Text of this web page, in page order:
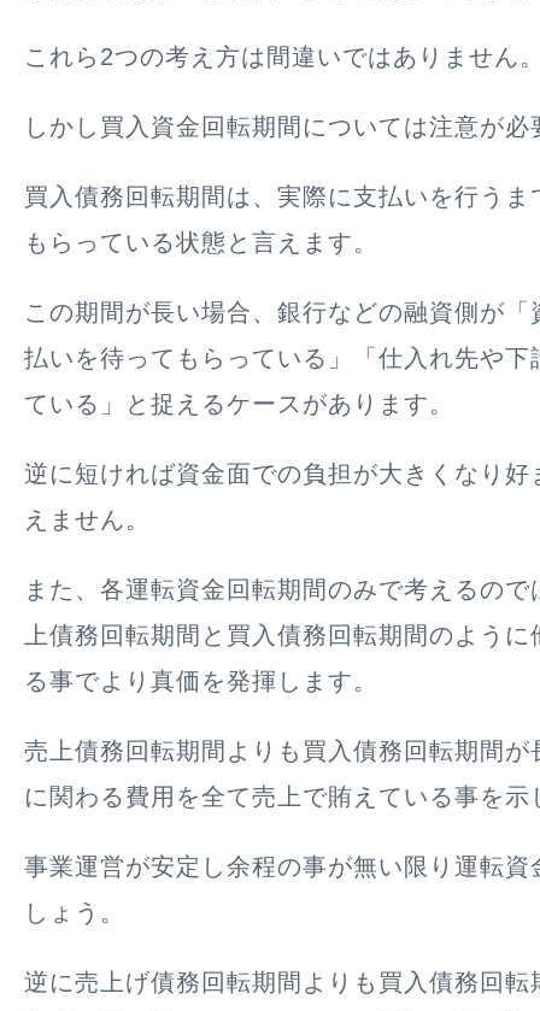
これら2つの考え方は間違いではありません
しかし 買入資金回転期間については注意が必
買入債務回転期間は、実際に支払いを行うま
もらっている状態 と言えます。
この期間が長い場合、銀行などの融資側が
払いを待ってもらっている」「仕入れ先や下
ている」と捉えるケースがあります。
逆に短ければ資金面での負担が大きくなり好
えません。
また、各運転資金回転期間のみで考えるの
上債務回転期間と買入債務回転期間のよう
る事でより真価を発揮します。
売上債務回転期間よりも買入債務回転期間が
に関わる費用を全て売上で賄えている事を示
事業運営が安定し余程の事が無い限り運転資
しょう。
逆に売上げ債務回転期間よりも買入債務回転